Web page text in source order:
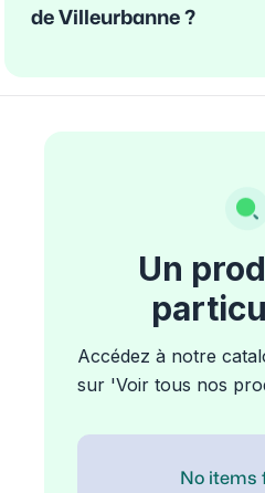
de Villeurbanne ?
Un
Accédez à notre
sur 'Voir tous nos
No items